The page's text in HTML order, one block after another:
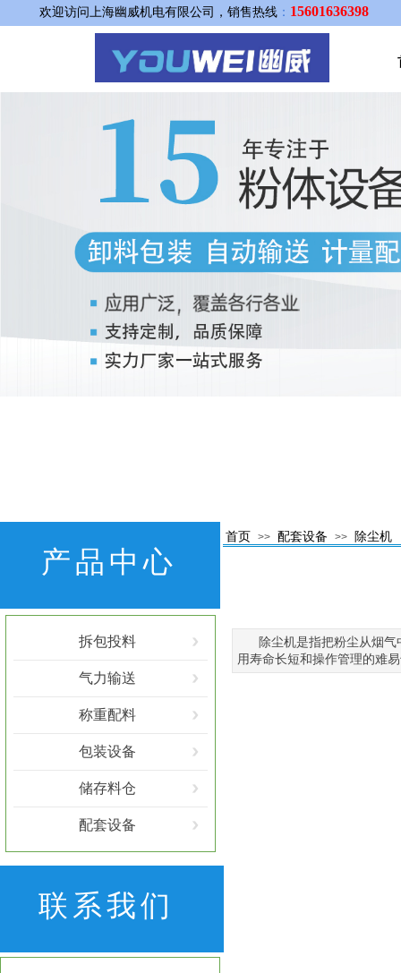
欢迎访问上海幽威机电有限公司，销售热线 ： 15601636398
首页 >> 配套设备 >> 除尘机
产品中心
除尘机是指把粉尘从烟
用寿命长短和操作管理的难
拆包投料
气力输送
称重配料
包装设备
储存料仓
配套设备
联系我们